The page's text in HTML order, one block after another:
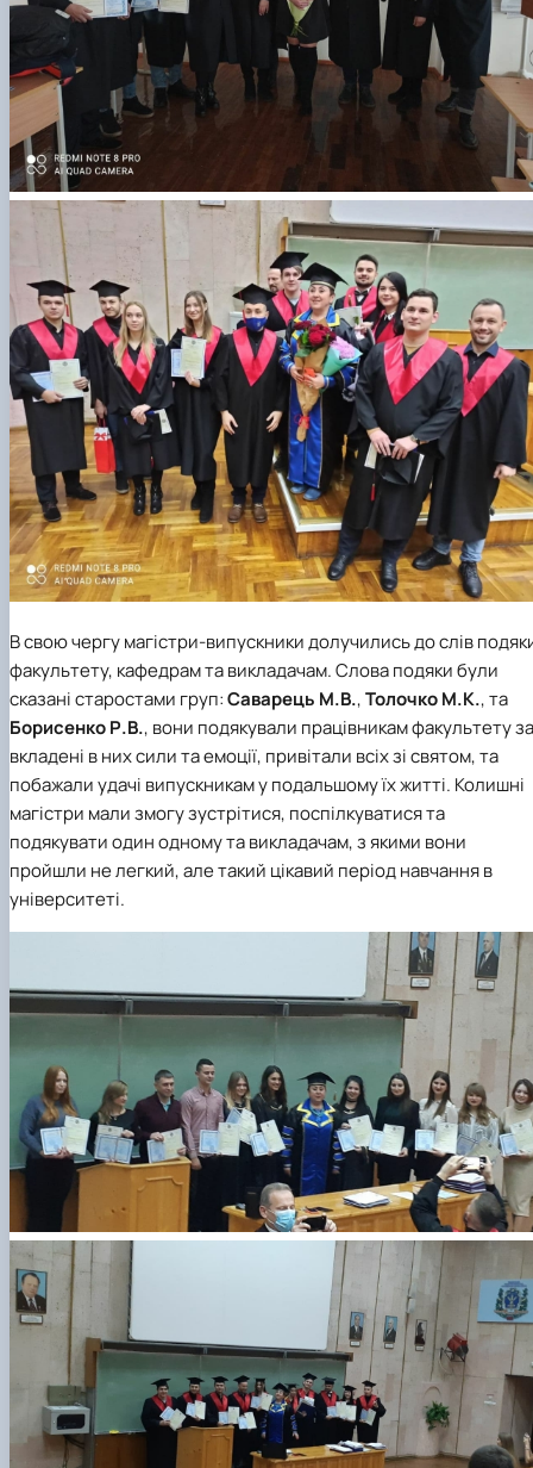
В свою чергу магістри-випускники долучились до слів
факультету, кафедрам та викладачам. Слова подяки були
сказані старостами груп:Саварець М.В.,Толочко М.К.,та
Борисенко Р.В., вони подякували працівникам факультету за
вкладені в них сили та емоції, привітали всіх зі святом, та
побажали удачі випускникам у подальшому їх житті. Колишні
магістри мали змогу зустрітися, поспілкуватися та
подякувати один одному та викладачам, з якими вони
пройшли не легкий, але такий цікавий період навчання в
університеті.